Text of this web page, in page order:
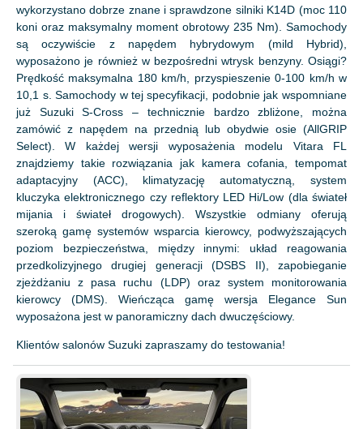
wykorzystano dobrze znane i sprawdzone silniki K14D (moc 110
koni oraz maksymalny moment obrotowy 235 Nm). Samochody
są oczywiście z napędem hybrydowym (mild Hybrid),
wyposażono je również w bezpośredni wtrysk benzyny. Osiągi?
Prędkość maksymalna 180 km/h, przyspieszenie 0-100 km/h w
10,1 s. Samochody w tej specyfikacji, podobnie jak wspomniane
już Suzuki S-Cross – technicznie bardzo zbliżone, można
zamówić z napędem na przednią lub obydwie osie (AllGRIP
Select). W każdej wersji wyposażenia modelu Vitara FL
znajdziemy takie rozwiązania jak kamera cofania, tempomat
adaptacyjny (ACC), klimatyzację automatyczną, system
kluczyka elektronicznego czy reflektory LED Hi/Low (dla świateł
mijania i świateł drogowych). Wszystkie odmiany oferują
szeroką gamę systemów wsparcia kierowcy, podwyższających
poziom bezpieczeństwa, między innymi: układ reagowania
przedkolizyjnego drugiej generacji (DSBS II), zapobieganie
zjeżdżaniu z pasa ruchu (LDP) oraz system monitorowania
kierowcy (DMS). Wieńcząca gamę wersja Elegance Sun
wyposażona jest w panoramiczny dach dwuczęściowy.
Klientów salonów Suzuki zapraszamy do testowania!